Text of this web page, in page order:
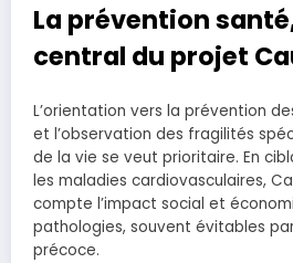
La prévention
central du projet
L’orientation vers la prévention
et l’observation des fragilités
de la vie se veut prioritaire. En
les maladies cardiovasculaires,
compte l’impact social et
pathologies, souvent évitables
précoce.